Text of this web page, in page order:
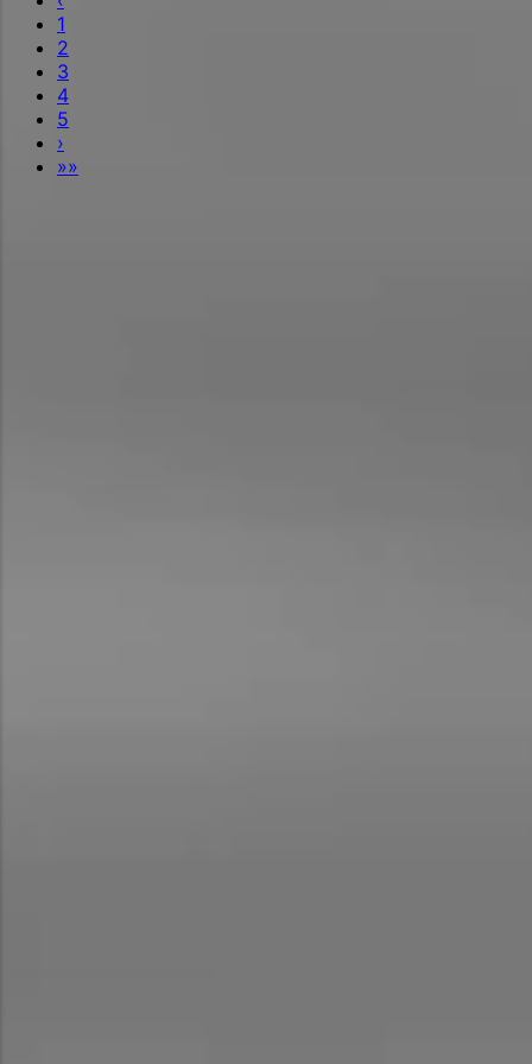
1
2
3
4
5
›
»»